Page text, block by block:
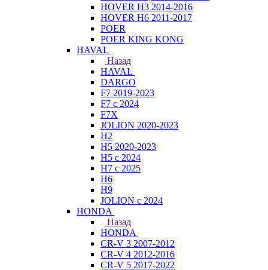
HOVER H3 2014-2016
HOVER H6 2011-2017
POER
POER KING KONG
HAVAL
Назад
HAVAL
DARGO
F7 2019-2023
F7 с 2024
F7X
JOLION 2020-2023
H2
H5 2020-2023
H5 с 2024
H7 с 2025
H6
H9
JOLION с 2024
HONDA
Назад
HONDA
CR-V 3 2007-2012
CR-V 4 2012-2016
CR-V 5 2017-2022